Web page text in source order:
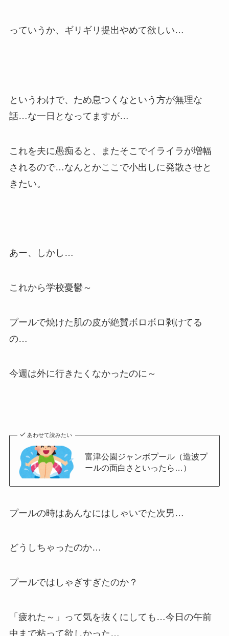
っていうか、ギリギリ提出やめて欲しい…
というわけで、ため息つくなという方が無理な
話…な一日となってますが…
これを夫に愚痴ると、またそこでイライラが増幅
されるので…なんとかここで小出しに発散させと
きたい。
あー、しかし…
これから学校憂鬱～
プールで焼けた肌の皮が絶賛ボロボロ剥けてる
の…
今週は外に行きたくなかったのに～
あわせて読みたい
富津公園ジャンボプール（造波プ
ールの面白さといったら…）
プールの時はあんなにはしゃいでた次男…
どうしちゃったのか…
プールではしゃぎすぎたのか？
「疲れた～」って気を抜くにしても…今日の午前
中まで粘って欲しかった…